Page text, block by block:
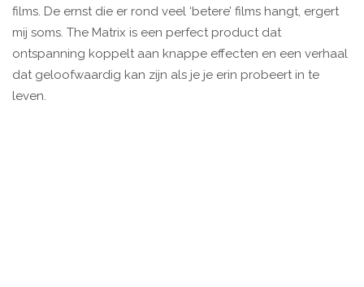
films. De ernst die er rond veel ‘betere’ films hangt, ergert
mij soms. The Matrix is een perfect product dat
ontspanning koppelt aan knappe effecten en een verhaal
dat geloofwaardig kan zijn als je je erin probeert in te
leven.